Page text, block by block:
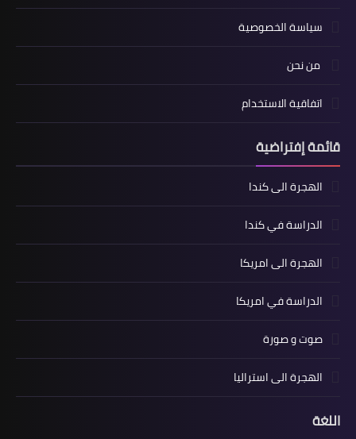
سياسة الخصوصية
من نحن
اتفاقية الاستخدام
قائمة إفتراضية
الهجرة الى كندا
الدراسة في كندا
الهجرة الى امريكا
الدراسة في امريكا
صوت و صورة
الهجرة الى استراليا
اللغة